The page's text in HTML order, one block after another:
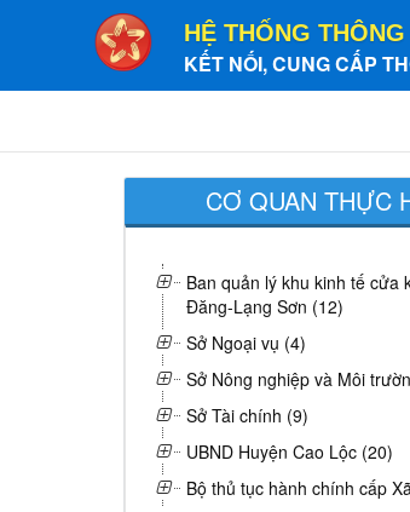
HỆ THỐNG
KẾT NỐI, CUNG CẤP
CƠ QUAN THỰC
Ban quản lý khu kinh tế cửa
Đăng-Lạng Sơn (12)
Sở Ngoại vụ (4)
Sở Nông nghiệp và Môi
Sở Tài chính (9)
UBND Huyện Cao Lộc (20)
Bộ thủ tục hành chính cấp